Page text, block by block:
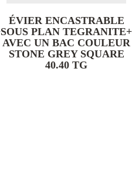
ÉVIER ENCASTRABLE
SOUS PLAN TEGRANITE+
AVEC UN BAC COULEUR
STONE GREY SQUARE
40.40 TG